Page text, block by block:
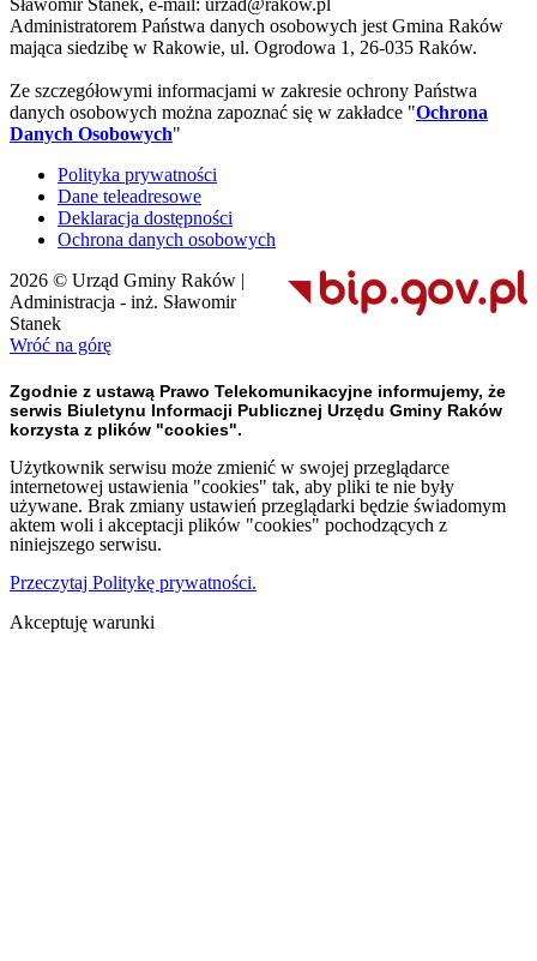
Administratorem Państwa danych osobowych jest Gmina Raków
mająca siedzibę w Rakowie, ul. Ogrodowa 1, 26-035 Raków.
Ze szczegółowymi informacjami w zakresie ochrony Państwa
danych osobowych można zapoznać się w zakładce "Ochrona
Danych Osobowych"
Polityka prywatności
Dane teleadresowe
Deklaracja dostępności
Ochrona danych osobowych
2026 © Urząd Gminy Raków |
Administracja - inż. Sławomir
Stanek
Wróć na górę
Zgodnie z ustawą Prawo Telekomunikacyjne informujemy, że
serwis Biuletynu Informacji Publicznej Urzędu Gminy Raków
korzysta z plików "cookies".
Użytkownik serwisu może zmienić w swojej przeglądarce
internetowej ustawienia "cookies" tak, aby pliki te nie były
używane. Brak zmiany ustawień przeglądarki będzie świadomym
aktem woli i akceptacji plików "cookies" pochodzących z
niniejszego serwisu.
Przeczytaj Politykę prywatności.
Akceptuję warunki